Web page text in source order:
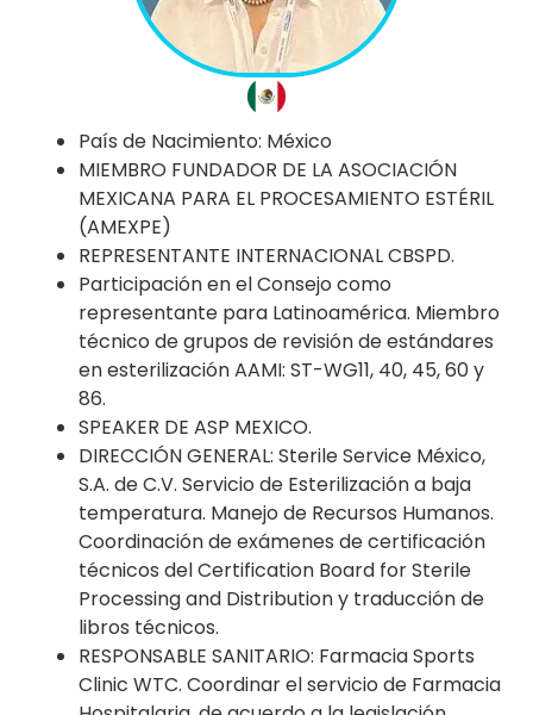
País de Nacimiento: México
MIEMBRO FUNDADOR DE LA ASOCIACIÓN
MEXICANA PARA EL PROCESAMIENTO ESTÉRIL
(AMEXPE)
REPRESENTANTE INTERNACIONAL CBSPD.
Participación en el Consejo como
representante para Latinoamérica. Miembro
técnico de grupos de revisión de estándares
en esterilización AAMI: ST-WG11, 40, 45, 60 y
86.
SPEAKER DE ASP MEXICO.
DIRECCIÓN GENERAL: Sterile Service México,
S.A. de C.V. Servicio de Esterilización a baja
temperatura. Manejo de Recursos Humanos.
Coordinación de exámenes de certificación
técnicos del Certification Board for Sterile
Processing and Distribution y traducción de
libros técnicos.
RESPONSABLE SANITARIO: Farmacia Sports
Clinic WTC. Coordinar el servicio de Farmacia